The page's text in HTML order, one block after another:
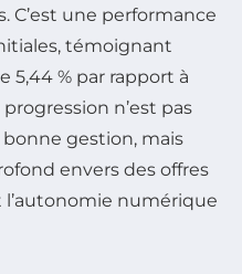
C’est une performance
témoignant
5,44 % par rapport à
n’est pas
gestion, mais
envers des offres
l’autonomie numérique